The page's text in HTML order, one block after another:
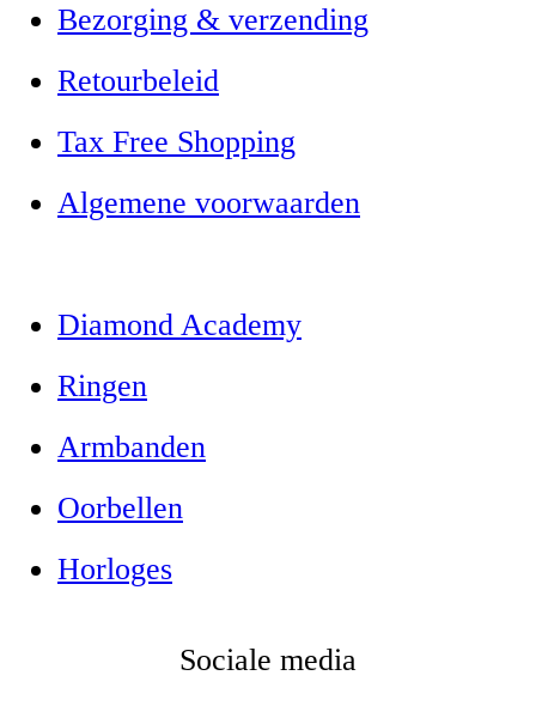
Bezorging & verzending
Retourbeleid
Tax Free Shopping
Algemene voorwaarden
Diamond Academy
Ringen
Armbanden
Oorbellen
Horloges
Sociale media